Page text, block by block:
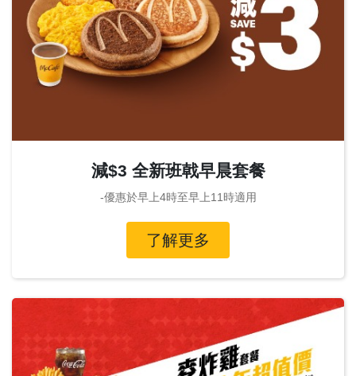
減$3 全新班戟早晨套餐
-優惠於早上4時至早上11時適用
了解更多